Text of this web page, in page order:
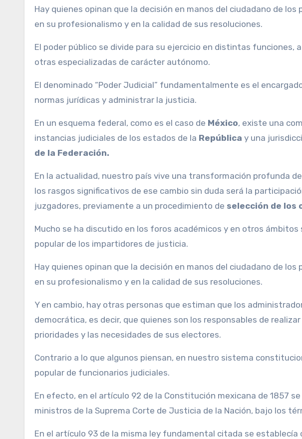
Hay quienes opinan que la decisión en manos del ciudadano de
en su profesionalismo y en la calidad de sus resoluciones.
El poder público se divide para su ejercicio en distintas funciones,
otras especializadas de carácter autónomo.
El denominado “Poder Judicial” fundamentalmente es el
normas jurídicas y administrar la justicia.
En un esquema federal, como es el caso de México, existe una
instancias judiciales de los estados de la República y una
de la Federación.
En la actualidad, nuestro país vive una transformación profunda
los rasgos significativos de ese cambio sin duda será la
juzgadores, previamente a un procedimiento de selección de los
Mucho se ha discutido en los foros académicos y en otros ámbitos
popular de los impartidores de justicia.
Hay quienes opinan que la decisión en manos del ciudadano de
en su profesionalismo y en la calidad de sus resoluciones.
Y en cambio, hay otras personas que estiman que los
democrática, es decir, que quienes son los responsables de
prioridades y las necesidades de sus electores.
Contrario a lo que algunos piensan, en nuestro sistema
popular de funcionarios judiciales.
En efecto, en el artículo 92 de la Constitución mexicana de 1857
ministros de la Suprema Corte de Justicia de la Nación, bajo los
En el artículo 93 de la misma ley fundamental citada se